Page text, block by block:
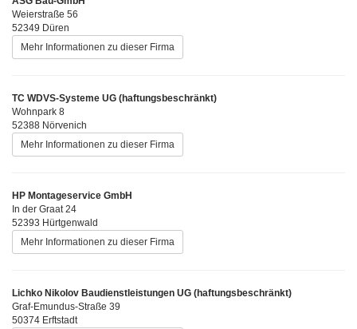
Weierstraße 56
52349 Düren
Mehr Informationen zu dieser Firma
TC WDVS-Systeme UG (haftungsbeschränkt)
Wohnpark 8
52388 Nörvenich
Mehr Informationen zu dieser Firma
HP Montageservice GmbH
In der Graat 24
52393 Hürtgenwald
Mehr Informationen zu dieser Firma
Lichko Nikolov Baudienstleistungen UG (haftungsbeschränkt)
Graf-Emundus-Straße 39
50374 Erftstadt